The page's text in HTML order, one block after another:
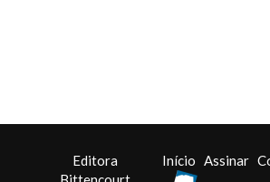
Editora
Início Assinar